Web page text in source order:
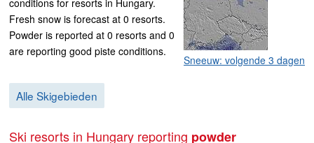
Sneeuw: volgende 3 dagen
Fresh snow is forecast at 0 resorts.
Powder is reported at 0 resorts and 0
are reporting good piste conditions.
Alle Skigebieden
Ski resorts in Hungary reporting powder